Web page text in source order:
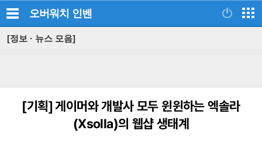
오버워치 인벤
[정보 · 뉴스 모음]
[기획]게이머와 개발사 모두 윈윈하는 엑솔라
(Xsolla)의 웹샵 생태계